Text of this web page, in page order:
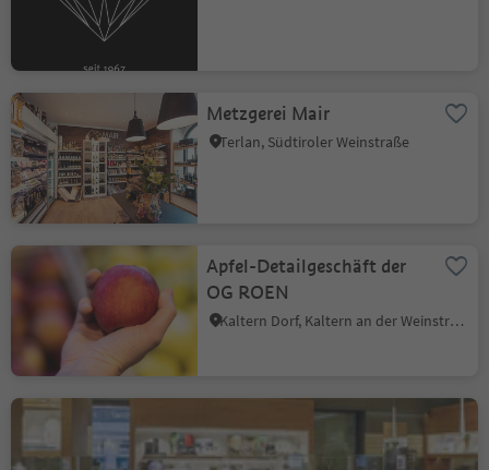
Metzgerei Mair
Terlan, Südtiroler Weinstraße
Apfel-Detailgeschäft der
OG ROEN
Kaltern Dorf, Kaltern an der Weinstraße, Südtiroler Weinstraße
Bertignoll Uhren- und
Schmuckfachgeschäft